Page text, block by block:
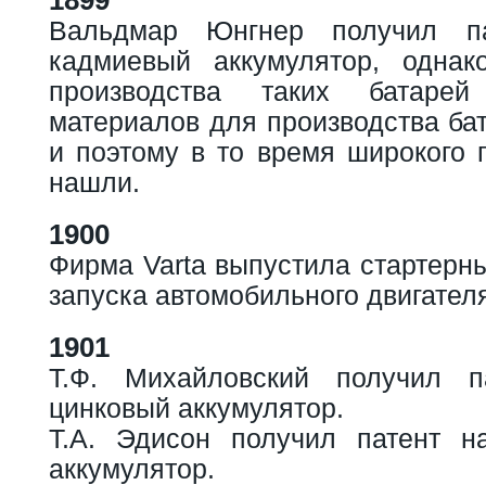
Вальдмар Юнгнер получил
кадмиевый аккумулятор,
производства таких
материалов для производства
и поэтому в то время широкого
нашли.
1900
Фирма Varta выпустила
запуска автомобильного
1901
Т.Ф. Михайловский получил
цинковый аккумулятор.
Т.А. Эдисон получил патент
аккумулятор.